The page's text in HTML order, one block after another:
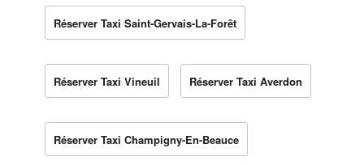
Réserver Taxi Saint-Gervais-La-Forêt
Réserver Taxi Vineuil Réserver Taxi Averdon
Réserver Taxi Champigny-En-Beauce